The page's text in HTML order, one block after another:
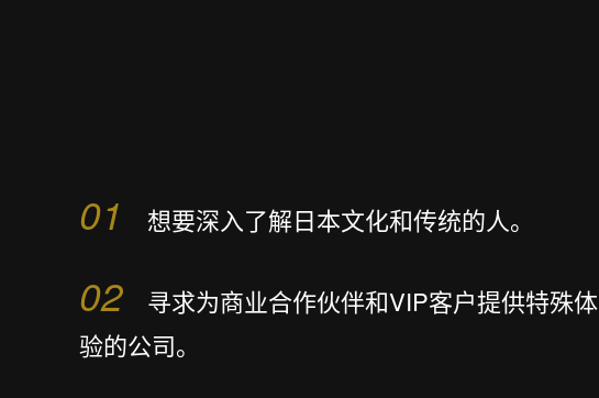
01 想要深入了解日本文化和传统的人。
02 寻求为商业合作伙伴和VIP客户提供特殊体
验的公司。